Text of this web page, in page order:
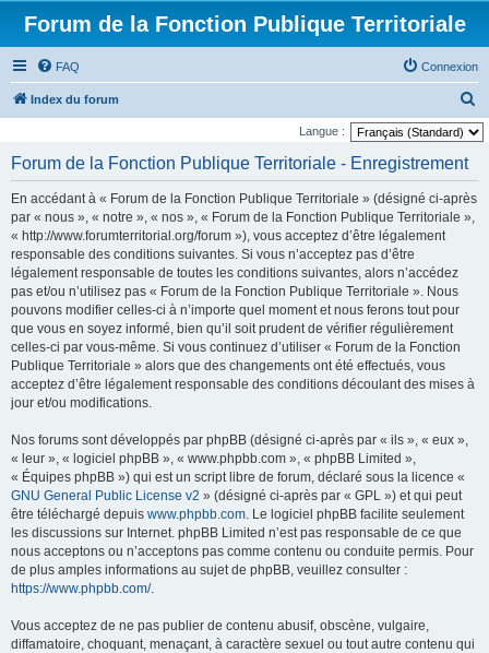
Forum de la Fonction Publique Territoriale
FAQ Connexion
Index du forum
e
Langue :
Forum de la Fonction Publique Territoriale - Enregistrement
En accédant à « Forum de la Fonction Publique Territoriale » (désigné ci-après
par « nous », « notre », « nos », « Forum de la Fonction Publique Territoriale »,
« http://www.forumterritorial.org/forum »), vous acceptez d’être légalement
responsable des conditions suivantes. Si vous n’acceptez pas d’être
légalement responsable de toutes les conditions suivantes, alors n’accédez
pas et/ou n’utilisez pas « Forum de la Fonction Publique Territoriale ». Nous
pouvons modifier celles-ci à n’importe quel moment et nous ferons tout pour
que vous en soyez informé, bien qu’il soit prudent de vérifier régulièrement
celles-ci par vous-même. Si vous continuez d’utiliser « Forum de la Fonction
Publique Territoriale » alors que des changements ont été effectués, vous
acceptez d’être légalement responsable des conditions découlant des mises à
jour et/ou modifications.
Nos forums sont développés par phpBB (désigné ci-après par « ils », « eux »,
« leur », « logiciel phpBB », « www.phpbb.com », « phpBB Limited »,
« Équipes phpBB ») qui est un script libre de forum, déclaré sous la licence «
GNU General Public License v2 » (désigné ci-après par « GPL ») et qui peut
être téléchargé depuis www.phpbb.com. Le logiciel phpBB facilite seulement
les discussions sur Internet. phpBB Limited n’est pas responsable de ce que
nous acceptons ou n’acceptons pas comme contenu ou conduite permis. Pour
de plus amples informations au sujet de phpBB, veuillez consulter :
https://www.phpbb.com/.
Vous acceptez de ne pas publier de contenu abusif, obscène, vulgaire,
diffamatoire, choquant, menaçant, à caractère sexuel ou tout autre contenu qui